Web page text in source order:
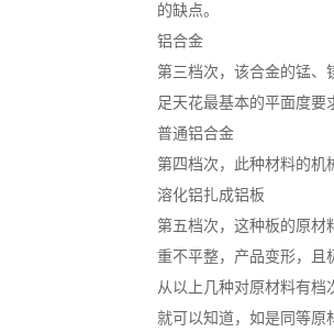
的缺点。
铝合金
第三档次，该合金的锰、
足天花最基本的平面度要
普通铝合金
第四档次，此种材料的机
溶化铝扎成铝板
第五档次，这种板的原材
重不平整，产品变形，且
从以上几种对原材料有
就可以知道，如是同等原